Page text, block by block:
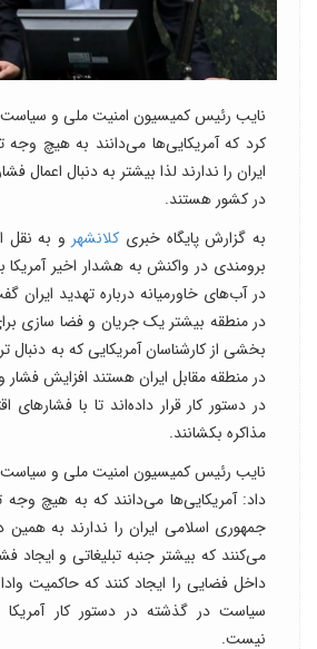
نایب رئیس کمیسیون امنیت ملی و
کرد که آمریکایی‌ها می‌دانند به هیچ
ایران را ندارند لذا بیشتر به دنبال اعمال
در کشور هستند.
به گزارش پایگاه خبری کلانشهر و به نقل
برومندی در واکنش به هشدار اخیر آمریکا
در آب‌های خاورمیانه درباره تهدید ایران
در منطقه بیشتر یک جریان و فضا سازی
بخشی از کارشناسان آمریکایی که به
در منطقه مقابل ایران هستند افزایش فشار
در دستور کار قرار داده‌اند تا با فشارهای
مذاکره بکشانند.
نایب رئیس کمیسیون امنیت ملی و
داد: آمریکایی‌ها می‌دانند که به هیچ
جمهوری اسلامی ایران را ندارند به همین
می‌کنند که بیشتر جنبه تبلیغاتی و ایجاد
داخل فضایی را ایجاد کنند که حاکمیت
سیاست در گذشته در دستور کار
نیست.